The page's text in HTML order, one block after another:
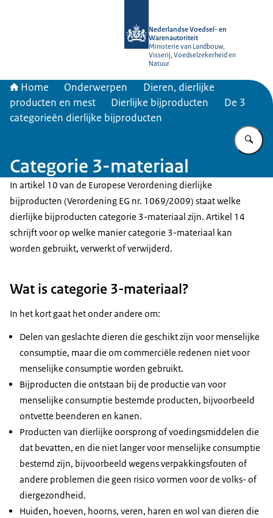
Nederlandse Voedsel- en
Warenautoriteit
Ministerie van Landbouw,
Visserij, Voedselzekerheid en
Natuur
Home Onderwerpen
Dieren, dierlijke
producten en mest
Dierlijke bijproducten
De 3
categorieën dierlijke bijproducten
Categorie 3-materiaal
In artikel 10 van de Europese Verordening dierlijke
bijproducten (Verordening EG nr. 1069/2009) staat welke
dierlijke bijproducten categorie 3-materiaal zijn. Artikel 14
schrijft voor op welke manier categorie 3-materiaal kan
worden gebruikt, verwerkt of verwijderd.
Wat is categorie 3-materiaal?
In het kort gaat het onder andere om:
Delen van geslachte dieren die geschikt zijn voor menselijke
consumptie, maar die om commerciële redenen niet voor
menselijke consumptie worden gebruikt.
Bijproducten die ontstaan bij de productie van voor
menselijke consumptie bestemde producten, bijvoorbeeld
ontvette beenderen en kanen.
Producten van dierlijke oorsprong of voedingsmiddelen die
dat bevatten, en die niet langer voor menselijke consumptie
bestemd zijn, bijvoorbeeld wegens verpakkingsfouten of
andere problemen die geen risico vormen voor de volks- of
diergezondheid.
Huiden, hoeven, hoorns, veren, haren en wol van dieren die